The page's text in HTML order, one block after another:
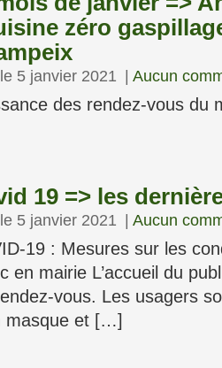
zéro
5 janvier 2021 Aucun
des rendez-vous du
19 => les
5 janvier 2021 Aucun
19 : Mesures sur les
en mairie L’accueil du
vous. Les usagers
masque et […]